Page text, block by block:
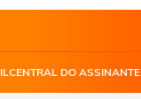
CENTRAL DO ASSINANTE